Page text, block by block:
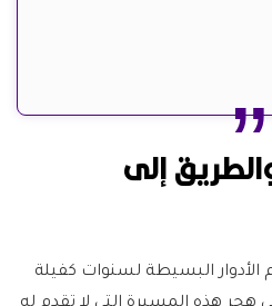
إلى
الأدوار البسيطة لسنوات كفيلة